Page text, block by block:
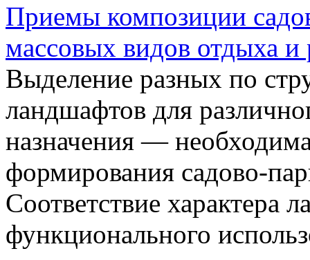
Приемы композиции
массовых видов отдыха и
Выделение разных по
ландшафтов для
назначения —
формирования садово-
Соответствие характера
функционального